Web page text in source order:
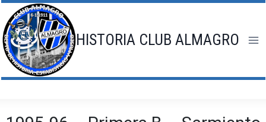
Saltar
al
contenido
HISTORIA CLUB ALMAGRO